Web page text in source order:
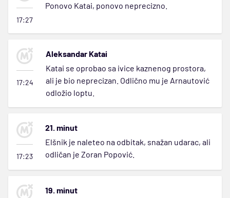
17:27
Ponovo Katai, ponovo neprecizno.
17:24
Aleksandar Katai
Katai se oprobao sa ivice kaznenog prostora,
ali je bio neprecizan. Odlično mu je Arnautović
odložio loptu.
17:23
21. minut
Elšnik je naleteo na odbitak, snažan udarac, ali
odličan je Zoran Popović.
19. minut